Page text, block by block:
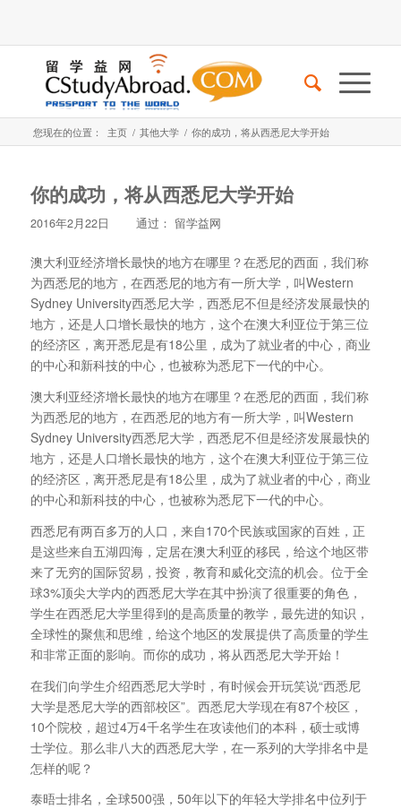
您现在的位置： 主页 / 其他大学 / 你的成功，将从西悉尼大学开始
你的成功，将从西悉尼大学开始
2016年2月22日 通过： 留学益网
澳大利亚经济增长最快的地方在哪里？在悉尼的西面，我们称
为西悉尼的地方，在西悉尼的地方有一所大学，叫Western
Sydney University西悉尼大学，西悉尼不但是经济发展最快的
地方，还是人口增长最快的地方，这个在澳大利亚位于第三位
的经济区，离开悉尼是有18公里，成为了就业者的中心，商业
的中心和新科技的中心，也被称为悉尼下一代的中心。
澳大利亚经济增长最快的地方在哪里？在悉尼的西面，我们称
为西悉尼的地方，在西悉尼的地方有一所大学，叫Western
Sydney University西悉尼大学，西悉尼不但是经济发展最快的
地方，还是人口增长最快的地方，这个在澳大利亚位于第三位
的经济区，离开悉尼是有18公里，成为了就业者的中心，商业
的中心和新科技的中心，也被称为悉尼下一代的中心。
西悉尼有两百多万的人口，来自170个民族或国家的百姓，正
是这些来自五湖四海，定居在澳大利亚的移民，给这个地区带
来了无穷的国际贸易，投资，教育和威化交流的机会。位于全
球3%顶尖大学内的西悉尼大学在其中扮演了很重要的角色，
学生在西悉尼大学里得到的是高质量的教学，最先进的知识，
全球性的聚焦和思维，给这个地区的发展提供了高质量的学生
和非常正面的影响。而你的成功，将从西悉尼大学开始！
在我们向学生介绍西悉尼大学时，有时候会开玩笑说“西悉尼
大学是悉尼大学的西部校区”。西悉尼大学现在有87个校区，
10个院校，超过4万4千名学生在攻读他们的本科，硕士或博
士学位。那么非八大的西悉尼大学，在一系列的大学排名中是
怎样的呢？
泰晤士排名，全球500强，50年以下的年轻大学排名中位列于